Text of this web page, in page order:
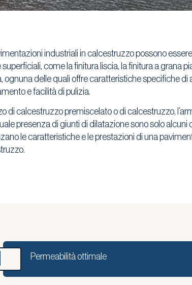
industriali in calcestruzzo possono
superficiali, come la finitura liscia, la finitura a grana
ognuna delle quali offre caratteristiche specifiche di
e facilità di pulizia.
di calcestruzzo premiscelato o di calcestruzzo,
presenza di giunti di dilatazione sono solo alcuni
le caratteristiche e le prestazioni di una
Permeabilità ottimale